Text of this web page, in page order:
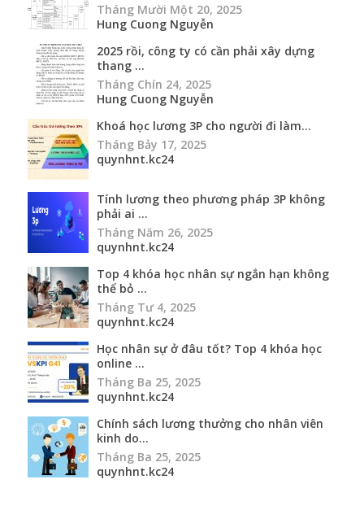
Tháng Mười Một 20, 2025
Hung Cuong Nguyễn
2025 rồi, công ty có cần phải xây dựng
thang ...
Tháng Chín 24, 2025
Hung Cuong Nguyễn
Khoá học lương 3P cho người đi làm...
Tháng Bảy 17, 2025
quynhnt.kc24
Tính lương theo phương pháp 3P không
phải ai ...
Tháng Năm 26, 2025
quynhnt.kc24
Top 4 khóa học nhân sự ngắn hạn không
thể bỏ ...
Tháng Tư 4, 2025
quynhnt.kc24
Học nhân sự ở đâu tốt? Top 4 khóa học
online ...
Tháng Ba 25, 2025
quynhnt.kc24
Chính sách lương thưởng cho nhân viên
kinh do...
Tháng Ba 25, 2025
quynhnt.kc24